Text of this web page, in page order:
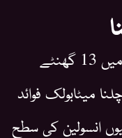
مطالعات سے پتہ چلتا ہے کہ دن میں 13 گھنٹے
قدم سے کم چلنا میٹابولک فوائد
انسولین کی سطح